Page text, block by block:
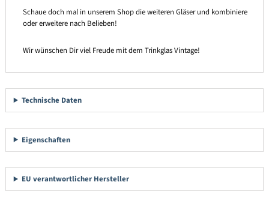
Schaue doch mal in unserem Shop die weiteren Gläser und kombiniere
oder erweitere nach Belieben!
Wir wünschen Dir viel Freude mit dem Trinkglas Vintage!
Technische Daten
Eigenschaften
EU verantwortlicher Hersteller